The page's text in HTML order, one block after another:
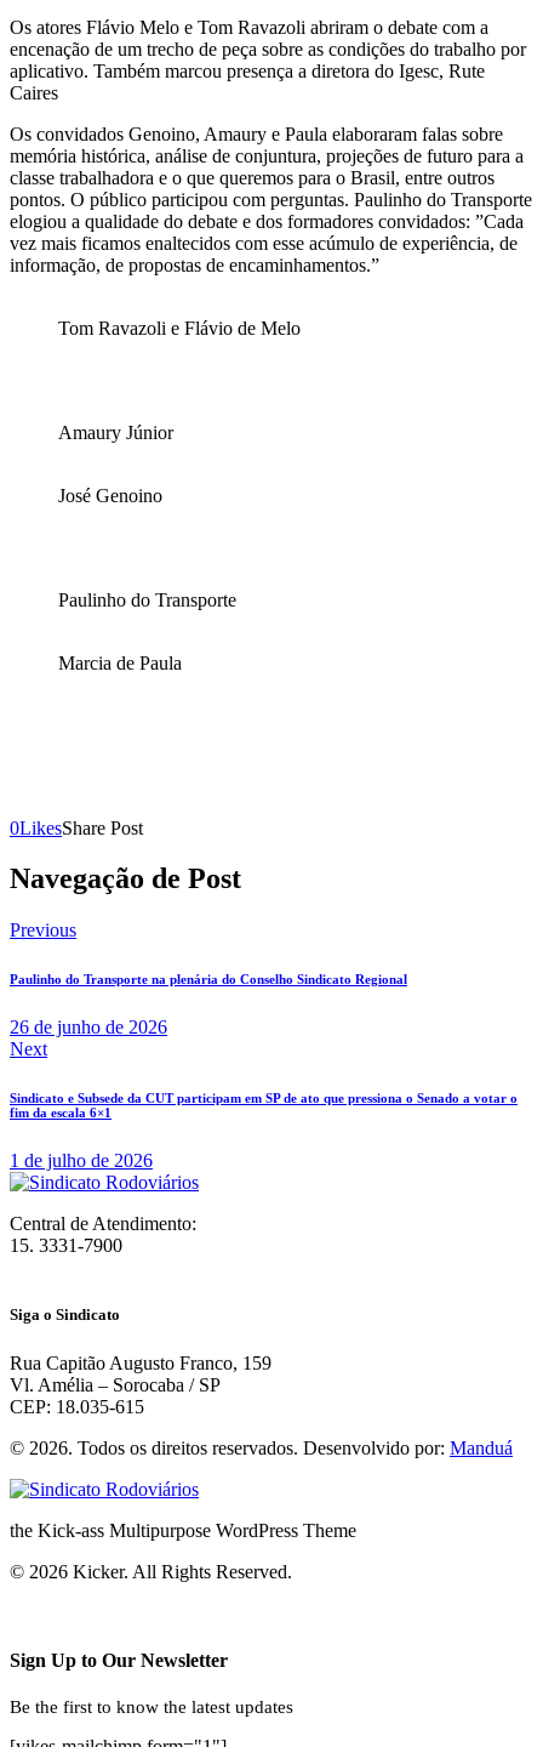
Os atores Flávio Melo e Tom Ravazoli abriram o debate com a
encenação de um trecho de peça sobre as condições do trabalho por
aplicativo. Também marcou presença a diretora do Igesc, Rute
Caires
Os convidados Genoino, Amaury e Paula elaboraram falas sobre
memória histórica, análise de conjuntura, projeções de futuro para a
classe trabalhadora e o que queremos para o Brasil, entre outros
pontos. O público participou com perguntas. Paulinho do Transporte
elogiou a qualidade do debate e dos formadores convidados: ”Cada
vez mais ficamos enaltecidos com esse acúmulo de experiência, de
informação, de propostas de encaminhamentos.”
Tom Ravazoli e Flávio de Melo
Amaury Júnior
José Genoino
Paulinho do Transporte
Marcia de Paula
0LikesShare Post
Navegação de Post
Previous
Paulinho do Transporte na plenária do Conselho Sindicato Regional
26 de junho de 2026
Next
Sindicato e Subsede da CUT participam em SP de ato que pressiona o Senado a votar o
fim da escala 6×1
1 de julho de 2026
Central de Atendimento:
15. 3331-7900
Siga o Sindicato
Rua Capitão Augusto Franco, 159
Vl. Amélia – Sorocaba / SP
CEP: 18.035-615
© 2026. Todos os direitos reservados. Desenvolvido por: Manduá
the Kick-ass Multipurpose WordPress Theme
© 2026 Kicker. All Rights Reserved.
Sign Up to Our Newsletter
Be the first to know the latest updates